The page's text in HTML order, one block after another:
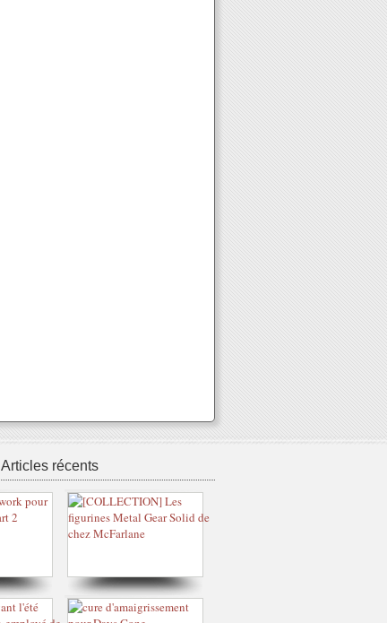
Articles récents